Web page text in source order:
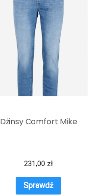
Dżinsy Comfort Mike
231,00 zł
Sprawdź